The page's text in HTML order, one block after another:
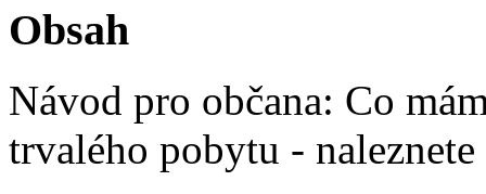
Obsah
Návod pro občana: Co
trvalého pobytu - naleznete